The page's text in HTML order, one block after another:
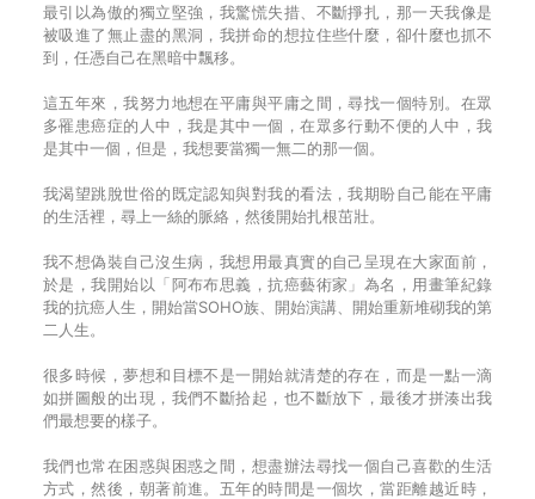
最引以為傲的獨立堅強，我驚慌失措、不斷掙扎，那一天我像是
被吸進了無止盡的黑洞，我拼命的想拉住些什麼，卻什麼也抓不
到，任憑自己在黑暗中飄移。
這五年來，我努力地想在平庸與平庸之間，尋找一個特別。在眾
多罹患癌症的人中，我是其中一個，在眾多行動不便的人中，我
是其中一個，但是，我想要當獨一無二的那一個。
我渴望跳脫世俗的既定認知與對我的看法，我期盼自己能在平庸
的生活裡，尋上一絲的脈絡，然後開始扎根茁壯。
我不想偽裝自己沒生病，我想用最真實的自己呈現在大家面前，
於是，我開始以「阿布布思義，抗癌藝術家」為名，用畫筆紀錄
我的抗癌人生，開始當SOHO族、開始演講、開始重新堆砌我的第
二人生。
很多時候，夢想和目標不是一開始就清楚的存在，而是一點一滴
如拼圖般的出現，我們不斷拾起，也不斷放下，最後才拼湊出我
們最想要的樣子。
我們也常在困惑與困惑之間，想盡辦法尋找一個自己喜歡的生活
方式，然後，朝著前進。五年的時間是一個坎，當距離越近時，